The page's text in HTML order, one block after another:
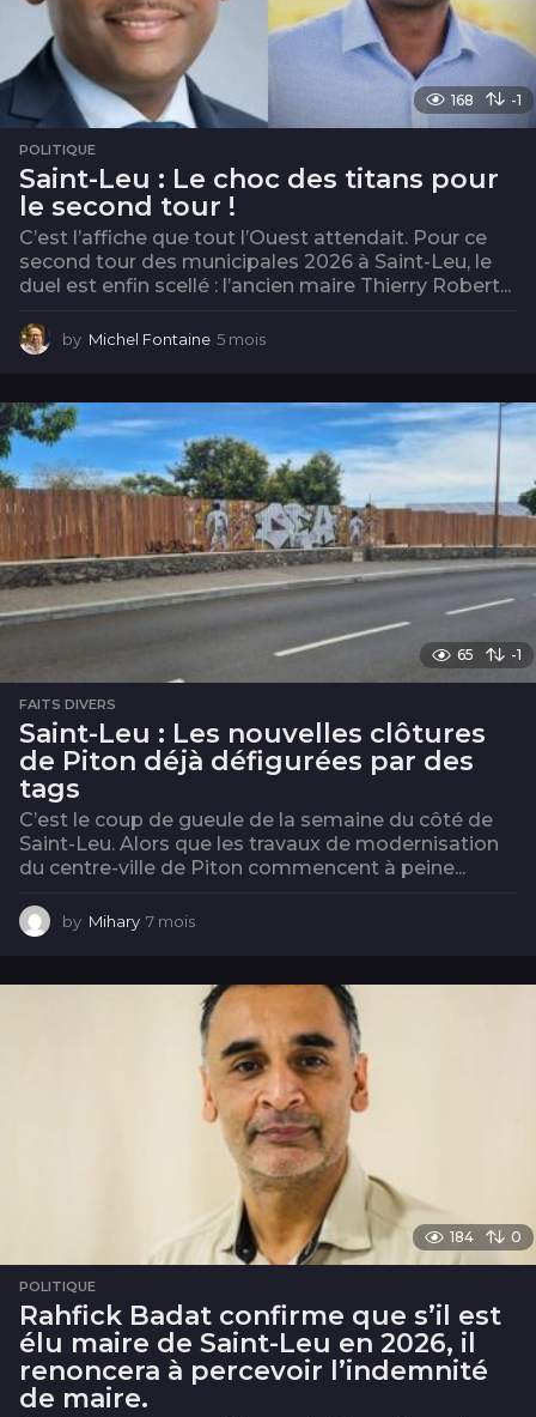
168 -1
POLITIQUE
Saint-Leu : Le choc des titans pour
le second tour !
C’est l’affiche que tout l’Ouest attendait. Pour ce
second tour des municipales 2026 à Saint-Leu, le
duel est enfin scellé : l’ancien maire Thierry Robert...
by Michel Fontaine 5 mois
i
65 -1
FAITS DIVERS
Saint-Leu : Les nouvelles clôtures
de Piton déjà défigurées par des
tags
C’est le coup de gueule de la semaine du côté de
Saint-Leu. Alors que les travaux de modernisation
du centre-ville de Piton commencent à peine...
by Mihary 7 mois
i
s
184 0
POLITIQUE
Rahfick Badat confirme que s’il est
élu maire de Saint-Leu en 2026, il
renoncera à percevoir l’indemnité
de maire.